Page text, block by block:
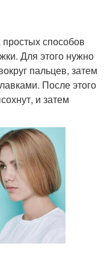
способов
Для этого нужно
пальцев, затем
После этого
и затем